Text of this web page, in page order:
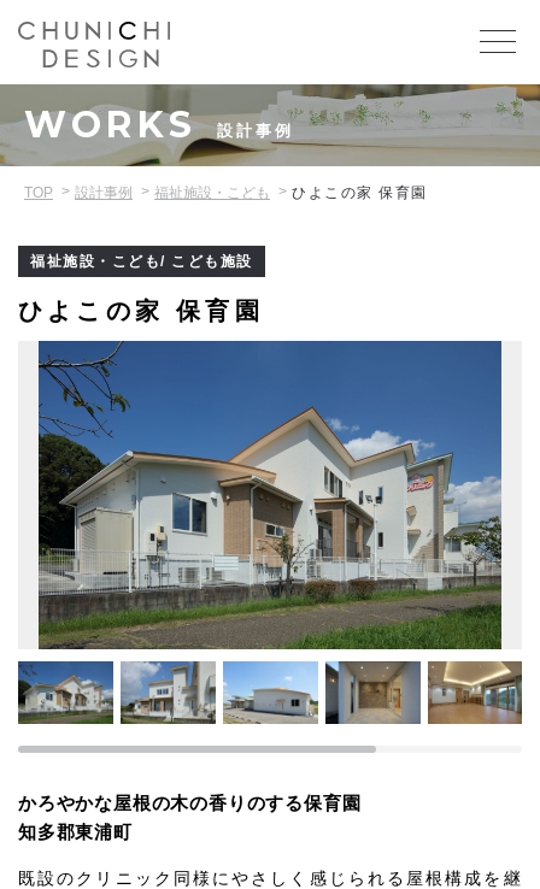
WORKS 設計事例
TOP 設計事例 福祉施設・こども ひよこの家 保育園
福祉施設・こども/ こども施設
ひよこの家 保育園
かろやかな屋根の木の香りのする保育園
知多郡東浦町
既設のクリニック同様にやさしく感じられる屋根構成を継